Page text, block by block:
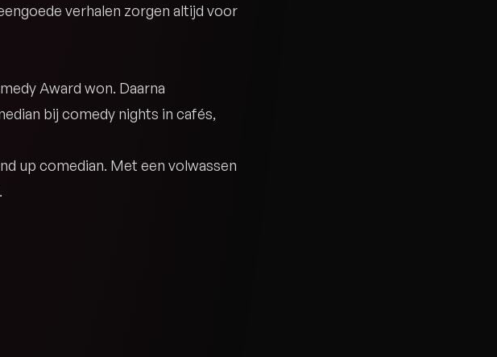
verhalen zorgen altijd voor
Award won. Daarna
bij comedy nights in cafés,
up comedian. Met een volwassen